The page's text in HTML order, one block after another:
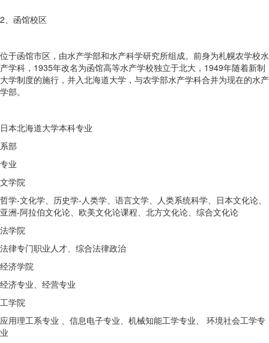
2、函馆校区
位于函馆市区，由水产学部和水产科学研究所组成。前身为札幌农学校水
产学科，1935年改名为函馆高等水产学校独立于北大，1949年随着新制
大学制度的施行，并入北海道大学，与农学部水产学科合并为现在的水产
学部。
日本北海道大学本科专业
系部
专业
文学院
哲学-文化学、历史学-人类学、语言文学、人类系统科学、日本文化论、
亚洲-阿拉伯文化论、欧美文化论课程、北方文化论、综合文化论
法学院
法律专门职业人才、综合法律政治
经济学院
经济专业、经营专业
工学院
应用理工系专业 、信息电子专业、机械知能工学专业、 环境社会工学专
业